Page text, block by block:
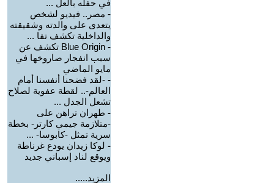
في حفله بالعل ...
- مصر.. فيديو لشخص
يتعدى على والدته وشقيقته
والداخلية تكشف تفا ...
-
Blue Origin تكشف عن
سبب انفجار صاروخها في
مايو الماضي
- -لقد فضحنا أنفسنا أمام
العالم-.. لقطة عفوية لصلاح
تشعل الجدل ...
- طهران تراهن على
-متلازمة جيمي كارتر- بخطة
سرية تمثل -كابوسا- ...
- لوكا زيدان يودع غرناطة
ويوقع لناد إسباني جديد
المزيد.....